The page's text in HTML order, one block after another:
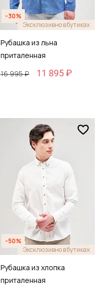
-30%
Эксклюзивно в бутиках
Рубашка из льна
приталенная
16 995 ₽
11 895 ₽
-50%
Эксклюзивно в бутиках
Рубашка из хлопка
приталенная